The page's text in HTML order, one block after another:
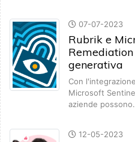
07-07-2023
Rubrik e
Remediation
generativa
Con
Microsoft
aziende
12-05-2023